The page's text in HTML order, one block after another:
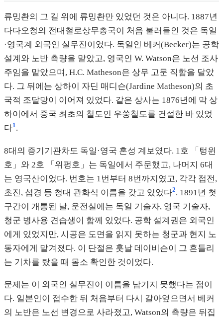
류밍촨의 그 길 위에 류밍촨만 있었던 것은 아니다. 1887년
다다오청의 전대철로상무총국이 처음 불러들인 것은 독일
·영국계 외국인 실무진이었다. 독일인 베커(Becker)는 공학
설계와 노반 측량을 맡았고, 영국인 W. Watson은 노선 조사
주임을 맡았으며, H.C. Matheson은 상무 고문 직함을 달았
다. 그 뒤에는 상하이 자딘 매디슨(Jardine Matheson)의 초
국적 조달망이 이어져 있었다. 같은 상사는 1876년에 막 상
하이에서 중국 최초의 철도인 우쑹철도를 건설한 바 있었
다1.
8대의 증기기관차도 독일·영국 혼성 계보였다. 1호 「텅윈
호」와 2호 「위펑호」는 독일에서 주문했고, 나머지 6대
는 영국산이었다. 번호는 1번부터 8번까지였고, 각각 접전,
초진, 섭경 등 청대 관화식 이름을 갖고 있었다2. 1891년 첫
구간이 개통된 날, 운전실에는 독일 기술자, 영국 기술자,
청군 병사용 견습생이 함께 있었다. 공학 설계권은 외국인
에게 있었지만, 시공은 도면을 읽지 못하는 청군과 현지 노
동자에게 맡겨졌다. 이 단절은 훗날 데이비슨이 그 흔들리
는 기차를 탔을 때 몸소 확인한 것이었다.
문제는 이 외국인 실무진이 이름을 남기지 못했다는 점이
다. 일본인이 접수한 뒤 처음부터 다시 갈아엎으면서 베커
의 노반은 노선 변경으로 사라졌고, Watson의 측량은 뒤집